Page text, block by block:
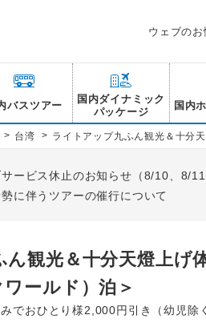
ウェブの
バスツアー
国内ダイナミック
パッケージ
国内
> 台湾 > ライトアップ九ふん観光＆十分
ービス休止のお知らせ（8/10、8/11
に伴うツアーの催行について
観光＆十分天燈上げ
ールド）泊＞
でおひとり様2,000円引き（幼児除